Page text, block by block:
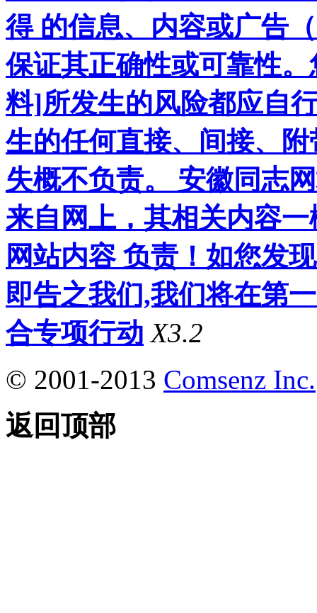
得 的信息、内容或广告
保证其正确性或可靠性
料]所发生的风险都应自
生的任何直接、间接、
失概不负责。 安徽同志
来自网上，其相关内容
网站内容 负责！如您发
即告之我们,我们将在第
合专项行动 X3.2
© 2001-2013 Comsenz Inc.
返回顶部